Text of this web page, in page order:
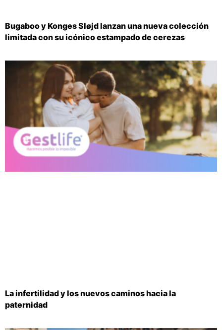
Bugaboo y Konges Sløjd lanzan una nueva colección
limitada con su icónico estampado de cerezas
La infertilidad y los nuevos caminos hacia la
paternidad